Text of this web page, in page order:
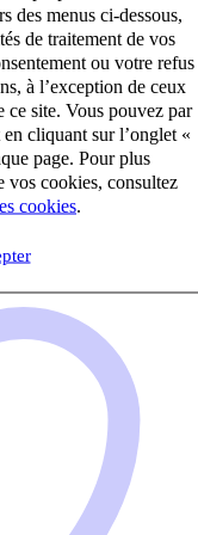
des menus ci-dessous,
de traitement de vos
ou votre refus
à l’exception de ceux
ce site. Vous pouvez par
cliquant sur l’onglet «
page. Pour plus
vos cookies, consultez
cookies